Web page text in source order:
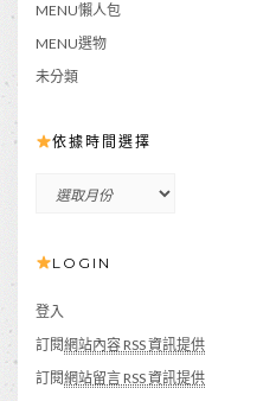
MENU懶人包
MENU選物
未分類
依據時間選擇
間
擇
LOGIN
登入
訂閱網站內容 RSS 資訊提供
訂閱網站留言 RSS 資訊提供